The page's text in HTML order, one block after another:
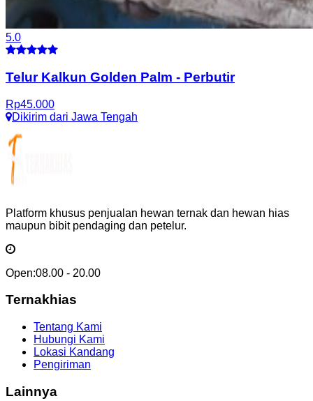
5.0
Telur Kalkun Golden Palm - Perbutir
Rp45.000
Dikirim dari Jawa Tengah
Platform khusus penjualan hewan ternak dan hewan hias
maupun bibit pendaging dan petelur.
Open:08.00 - 20.00
Ternakhias
Tentang Kami
Hubungi Kami
Lokasi Kandang
Pengiriman
Lainnya